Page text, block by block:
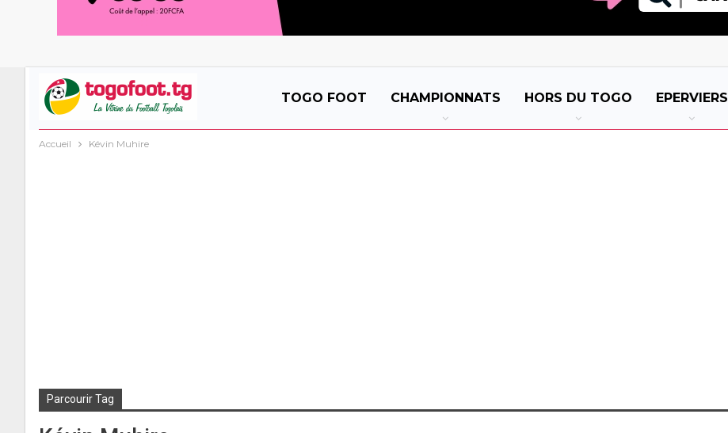
TOGO FOOT CHAMPIONNATS HORS DU TOGO EPERVIERS
Accueil Kévin Muhire
Parcourir Tag